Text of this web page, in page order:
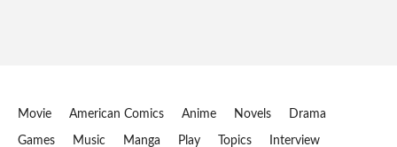
Movie American Comics Anime Novels Drama
Games Music Manga Play Topics Interview